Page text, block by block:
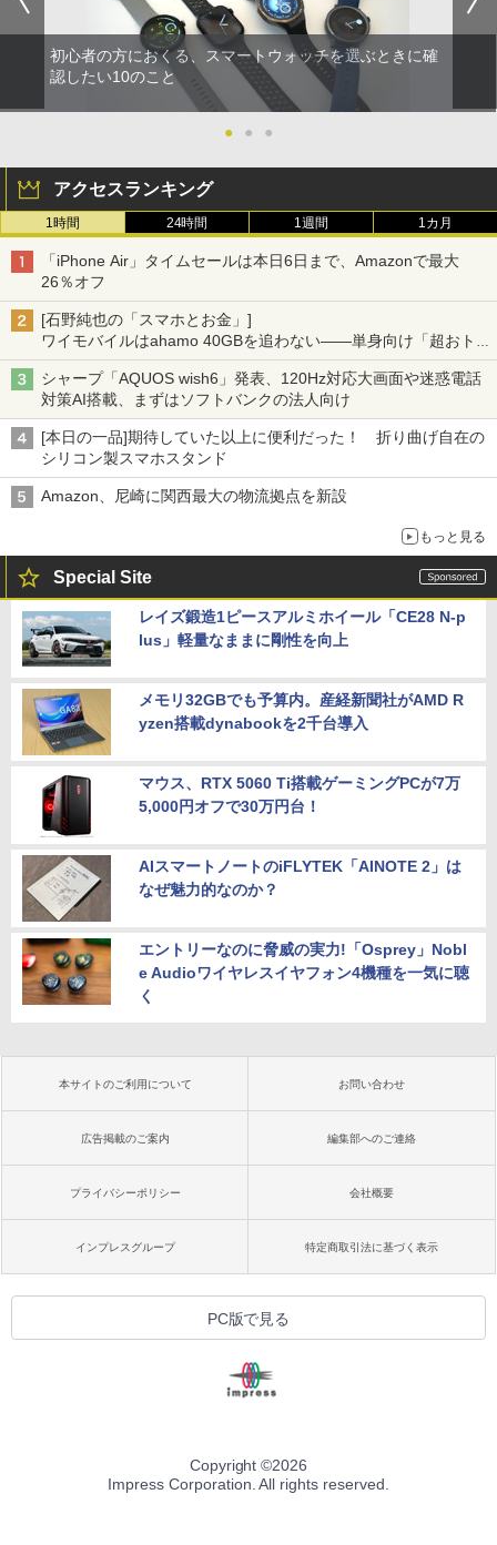
初心者の方におくる、スマートウォッチを選ぶときに確
認したい10のこと
● ● ●
アクセスランキング
1時間 24時間 1週間 1カ月
「iPhone Air」タイムセールは本日6日まで、Amazonで最大
26％オフ
[石野純也の「スマホとお金」]
ワイモバイルはahamo 40GBを追わない――単身向け「超おトク
割」の安さと1年限定の注意点
シャープ「AQUOS wish6」発表、120Hz対応大画面や迷惑電話
対策AI搭載、まずはソフトバンクの法人向け
[本日の一品]期待していた以上に便利だった！ 折り曲げ自在の
シリコン製スマホスタンド
Amazon、尼崎に関西最大の物流拠点を新設
もっと見る
Special Site
レイズ鍛造1ピースアルミホイール「CE28 N-p
lus」軽量なままに剛性を向上
メモリ32GBでも予算内。産経新聞社がAMD R
yzen搭載dynabookを2千台導入
マウス、RTX 5060 Ti搭載ゲーミングPCが7万
5,000円オフで30万円台！
AIスマートノートのiFLYTEK「AINOTE 2」は
なぜ魅力的なのか？
エントリーなのに脅威の実力!「Osprey」Nobl
e Audioワイヤレスイヤフォン4機種を一気に聴
く
本サイトのご利用について お問い合わせ
広告掲載のご案内 編集部へのご連絡
プライバシーポリシー 会社概要
インプレスグループ 特定商取引法に基づく表示
PC版で見る
Copyright ©2026
Impress Corporation. All rights reserved.